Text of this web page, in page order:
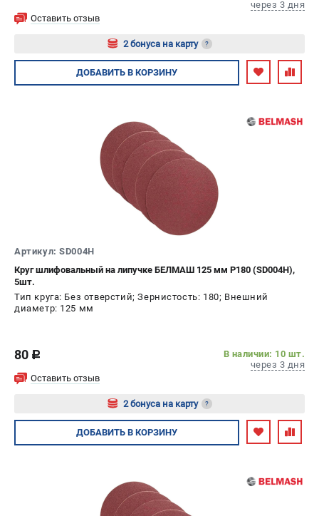
через 3 дня
Оставить отзыв
2 бонуса на карту ?
Авторизуйтесь
ДОБАВИТЬ В КОРЗИНУ
Артикул: SD004H
Круг шлифовальный на липучке БЕЛМАШ 125 мм P180 (SD004H),
5шт.
Тип круга: Без отверстий; Зернистость: 180; Внешний
диаметр: 125 мм
80 c
В наличии: 10 шт.
через 3 дня
Оставить отзыв
2 бонуса на карту ?
Авторизуйтесь
ДОБАВИТЬ В КОРЗИНУ